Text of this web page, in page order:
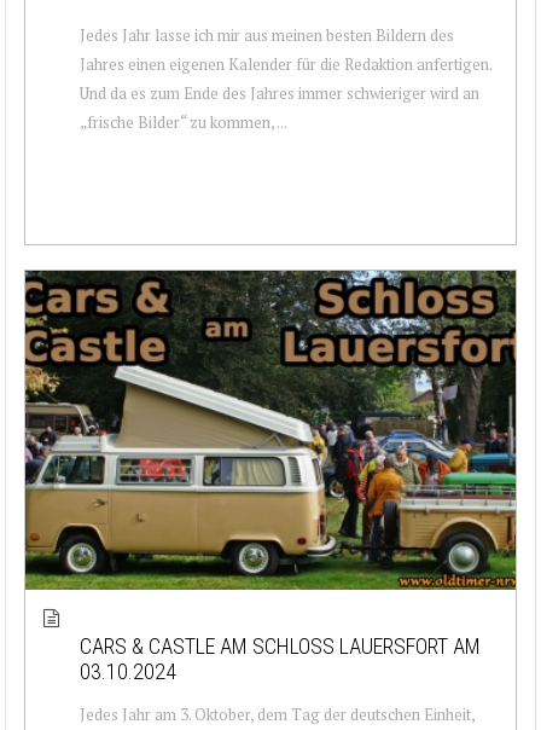
Jedes Jahr lasse ich mir aus meinen besten Bildern des
Jahres einen eigenen Kalender für die Redaktion anfertigen.
Und da es zum Ende des Jahres immer schwieriger wird an
„frische Bilder“ zu kommen, ...
CARS & CASTLE AM SCHLOSS LAUERSFORT AM
03.10.2024
Jedes Jahr am 3. Oktober, dem Tag der deutschen Einheit,